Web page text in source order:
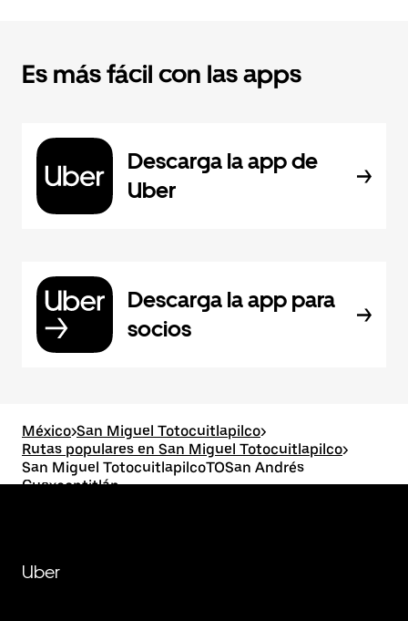
Es más fácil con las apps
Descarga la app de
Uber
Descarga la app para
socios
México>San Miguel Totocuitlapilco>
Rutas populares en San Miguel Totocuitlapilco>
San Miguel TotocuitlapilcoTOSan Andrés
Cuexcontitlán
Uber